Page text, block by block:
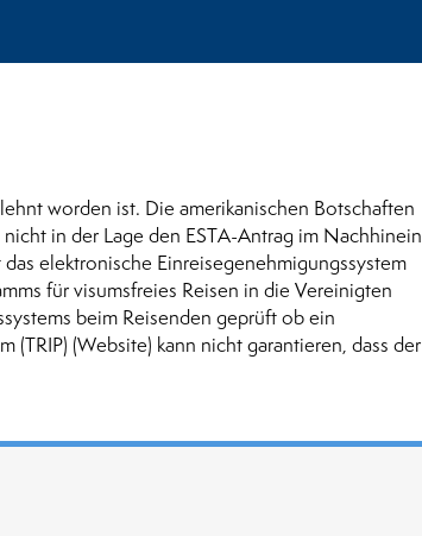
worden ist. Die amerikanischen Botschaften
in der Lage den ESTA-Antrag im Nachhinein
elektronische Einreisegenehmigungssystem
für visumsfreies Reisen in die Vereinigten
beim Reisenden geprüft ob ein
(Website) kann nicht garantieren, dass der